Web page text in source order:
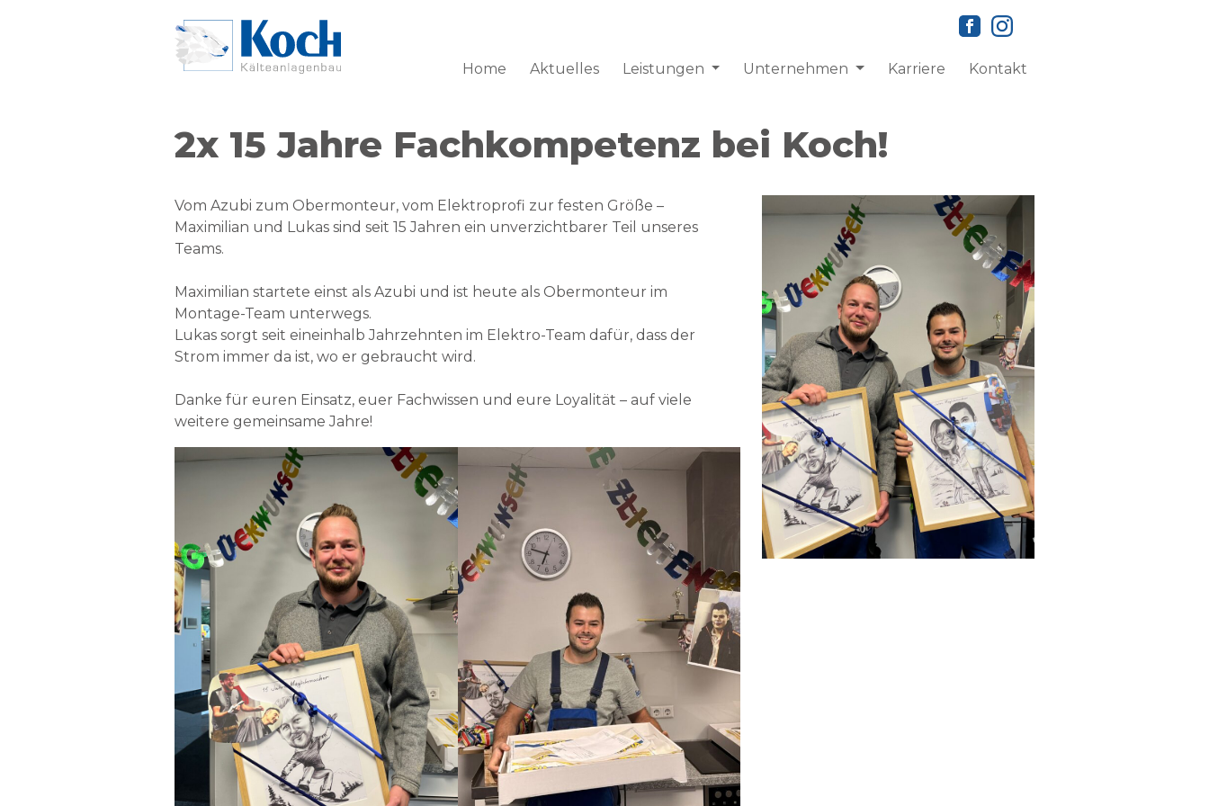
Home Aktuelles Leistungen Unternehmen Karriere Kontakt
2x 15 Jahre Fachkompetenz bei Koch!
Vom Azubi zum Obermonteur, vom Elektroprofi zur festen Größe –
Maximilian und Lukas sind seit 15 Jahren ein unverzichtbarer Teil unseres
Teams.
Maximilian startete einst als Azubi und ist heute als Obermonteur im
Montage-Team unterwegs.
Lukas sorgt seit eineinhalb Jahrzehnten im Elektro-Team dafür, dass der
Strom immer da ist, wo er gebraucht wird.
Danke für euren Einsatz, euer Fachwissen und eure Loyalität – auf viele
weitere gemeinsame Jahre!